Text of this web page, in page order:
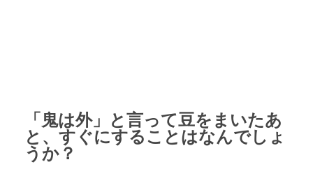
「鬼は外」と言って豆をまいたあ
と、すぐにすることはなんでしょ
うか？